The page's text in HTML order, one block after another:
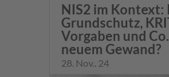
NIS2 im Kontext:
Grundschutz,
Vorgaben und
neuem Gewand?
28. Nov.. 24